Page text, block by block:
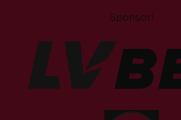
Sponsori